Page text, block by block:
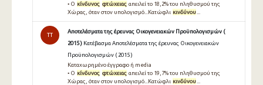
• O κίνδυνος φτώχειας απειλεί το 18,2% του πληθυσµού της
Χώρας, όταν στον υπολογισµό...Κατώφλι κινδύνου...
TT
Αποτελέσματα της έρευνας Οικογενειακών Προϋπολογισμών (
2015 ) Κατέβασμα Αποτελέσματα της έρευνας Οικογενειακών
Προϋπολογισμών ( 2015 )
Καταχωρημένο έγγραφο ή media
• O κίνδυνος φτώχειας απειλεί το 19,7% του πληθυσµού της
Χώρας, όταν στον υπολογισµό...Κατώφλι κινδύνου